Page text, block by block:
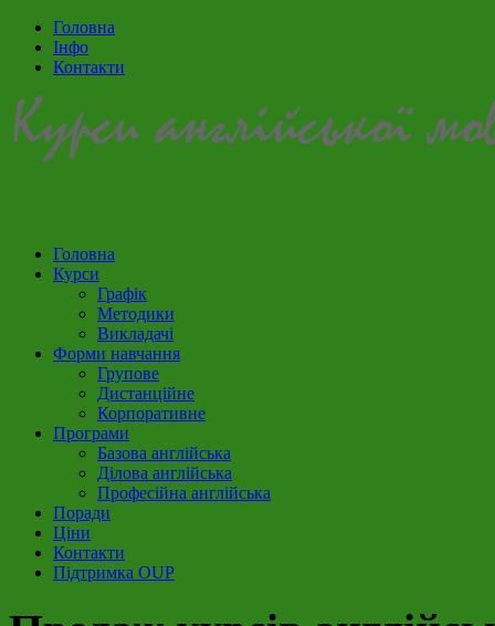
Головна
Інфо
Контакти
Головна
Курси
Графік
Методики
Викладачі
Форми навчання
Групове
Дистанційне
Корпоративне
Програми
Базова англійська
Ділова англійська
Професійна англійська
Поради
Ціни
Контакти
Підтримка OUP